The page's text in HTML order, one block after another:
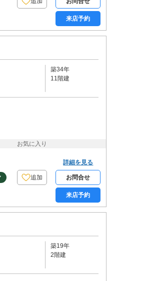
来店予約
築34年
11階建
お気に入り
追加
詳細を見る
お問合せ
来店予約
築19年
2階建